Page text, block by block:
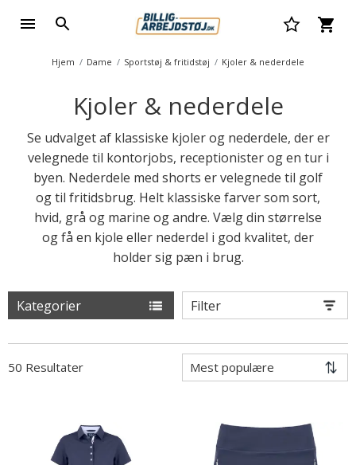
Hjem Dame Sportstøj & fritidstøj Kjoler & nederdele
Kjoler & nederdele
Se udvalget af klassiske kjoler og nederdele, der er
velegnede til kontorjobs, receptionister og en tur i
byen. Nederdele med shorts er velegnede til golf
og til fritidsbrug. Helt klassiske farver som sort,
hvid, grå og marine og andre. Vælg din størrelse
og få en kjole eller nederdel i god kvalitet, der
holder sig pæn i brug.
Kategorier Filter
50 Resultater